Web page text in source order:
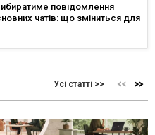
повідомлення
чатів: що зміниться для
Усі статті >>